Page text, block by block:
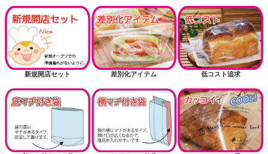
新規開店セット 差別化アイテム 低コスト追求